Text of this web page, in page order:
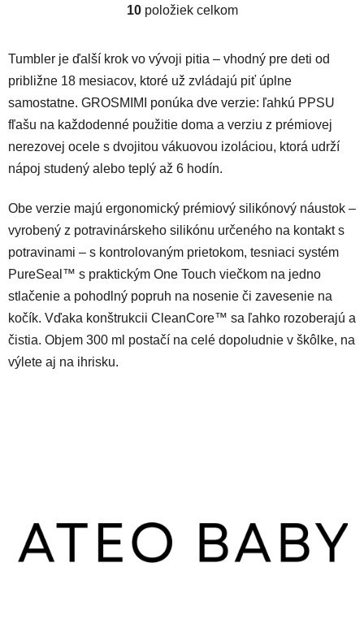
O
l
á
d
a
c
i
e
p
v
k
y
v
p
i
s
10položiek celkom
Tumbler je ďalší krok vo vývoji pitia – vhodný pre deti od
približne 18 mesiacov, ktoré už zvládajú piť úplne
samostatne. GROSMIMI ponúka dve verzie: ľahkú PPSU
fľašu na každodenné použitie doma a verziu z prémiovej
nerezovej ocele s dvojitou vákuovou izoláciou, ktorá udrží
nápoj studený alebo teplý až 6 hodín.
Obe verzie majú ergonomický prémiový silikónový náustok –
vyrobený z potravinárskeho silikónu určeného na kontakt s
potravinami – s kontrolovaným prietokom, tesniaci systém
PureSeal™ s praktickým One Touch viečkom na jedno
stlačenie a pohodlný popruh na nosenie či zavesenie na
kočík. Vďaka konštrukcii CleanCore™ sa ľahko rozoberajú a
čistia. Objem 300 ml postačí na celé dopoludnie v škôlke, na
výlete aj na ihrisku.